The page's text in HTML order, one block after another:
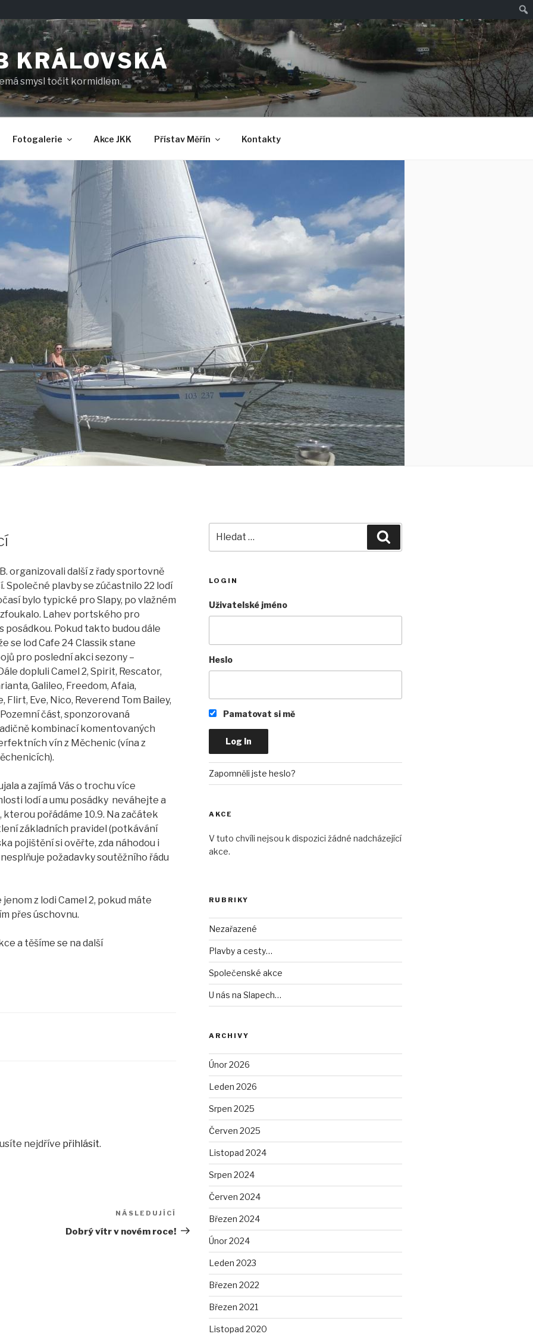
KRÁLOVSKÁ
smysl točit kormidlem.
Fotogalerie Akce JKK Přístav Měřín Kontakty
organizovali další z řady sportovně
plavby se zúčastnilo 22 lodí
bylo typické pro Slapy, po vlažném
Lahev portského pro
posádkou. Pokud takto budou dále
se lod Cafe 24 Classik stane
pro poslední akci sezony –
dopluli Camel 2, Spirit, Rescator,
Galileo, Freedom, Afaia,
Flirt, Eve, Nico, Reverend Tom Bailey,
část, sponzorovaná
kombinací komentovaných
vín z Měchenic (vína z
a zajímá Vás o trochu více
lodí a umu posádky neváhejte a
pořádáme 10.9. Na začátek
základních pravidel (potkávání
pojištění si ověřte, zda náhodou i
požadavky soutěžního řádu
z lodi Camel 2, pokud máte
přes úschovnu.
a těšíme se na další
nejdříve přihlásit.
Následující
příspěvek
NÁSLEDUJÍCÍ
Dobrý vítr v novém roce!
LOGIN
Uživatelské jméno
Heslo
Pamatovat si mě
Zapomněli jste heslo?
AKCE
V tuto chvíli nejsou k dispozici žádné nadcházející
akce.
RUBRIKY
Nezařazené
Plavby a cesty…
Společenské akce
U nás na Slapech…
ARCHIVY
Únor 2026
Leden 2026
Srpen 2025
Červen 2025
Listopad 2024
Srpen 2024
Červen 2024
Březen 2024
Únor 2024
Leden 2023
Březen 2022
Březen 2021
Listopad 2020